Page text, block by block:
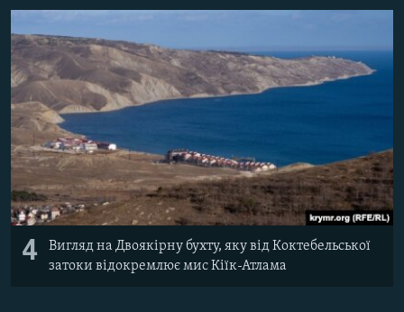
4
Вигляд на Двоякірну бухту, яку від Коктебельської
затоки відокремлює мис Кіїк-Атлама